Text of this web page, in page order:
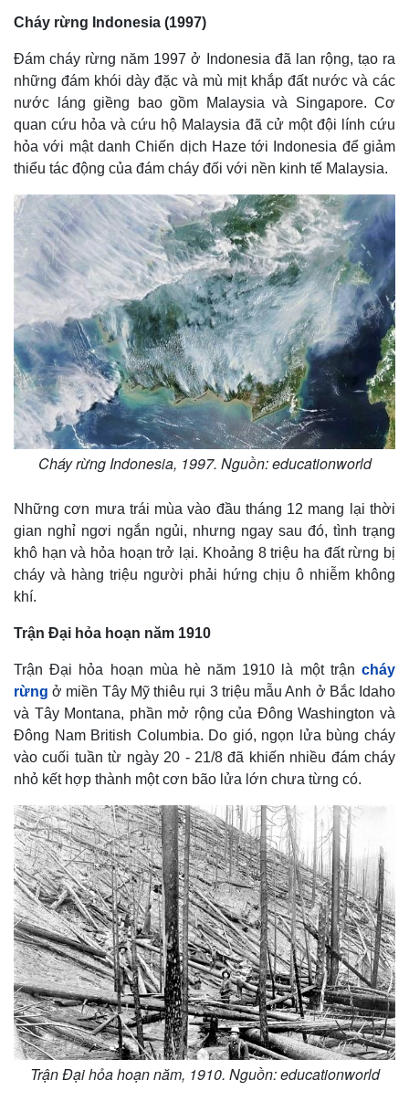
Tin nóng
Cháy rừng Indonesia (1997)
Đám cháy rừng năm 1997 ở Indonesia đã lan rộng, tạo ra
những đám khói dày đặc và mù mịt khắp đất nước và các
nước láng giềng bao gồm Malaysia và Singapore. Cơ
quan cứu hỏa và cứu hộ Malaysia đã cử một đội lính cứu
hỏa với mật danh Chiến dịch Haze tới Indonesia để giảm
thiểu tác động của đám cháy đối với nền kinh tế Malaysia.
Cháy rừng Indonesia, 1997. Nguồn: educationworld
Những cơn mưa trái mùa vào đầu tháng 12 mang lại thời
gian nghỉ ngơi ngắn ngủi, nhưng ngay sau đó, tình trạng
khô hạn và hỏa hoạn trở lại. Khoảng 8 triệu ha đất rừng bị
cháy và hàng triệu người phải hứng chịu ô nhiễm không
khí.
Trận Đại hỏa hoạn năm 1910
Trận Đại hỏa hoạn mùa hè năm 1910 là một trận cháy
rừng ở miền Tây Mỹ thiêu rụi 3 triệu mẫu Anh ở Bắc Idaho
và Tây Montana, phần mở rộng của Đông Washington và
Đông Nam British Columbia. Do gió, ngọn lửa bùng cháy
vào cuối tuần từ ngày 20 - 21/8 đã khiến nhiều đám cháy
nhỏ kết hợp thành một cơn bão lửa lớn chưa từng có.
Trận Đại hỏa hoạn năm, 1910. Nguồn: educationworld